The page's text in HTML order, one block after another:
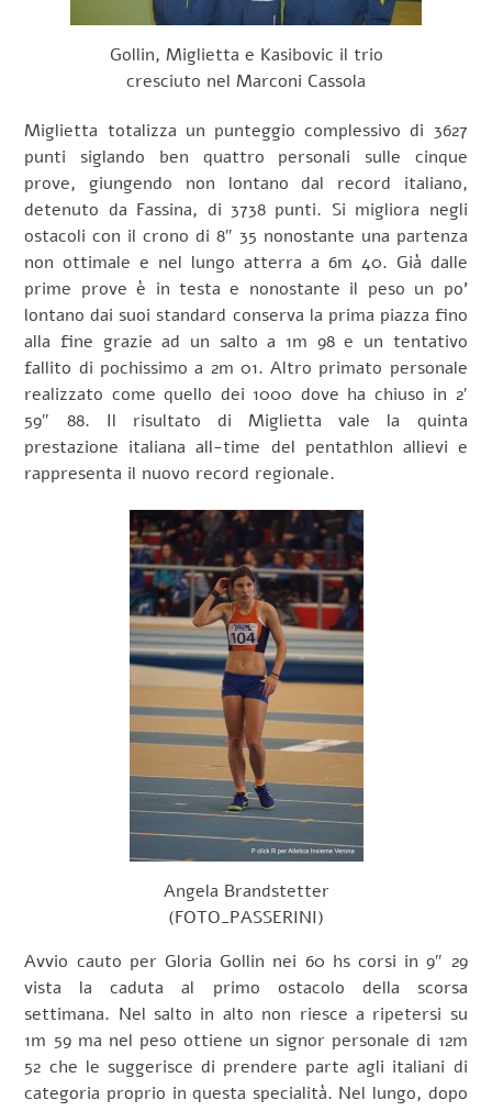
Gollin, Miglietta e Kasibovic il trio
cresciuto nel Marconi Cassola
Miglietta totalizza un punteggio complessivo di 3627
punti siglando ben quattro personali sulle cinque
prove, giungendo non lontano dal record italiano,
detenuto da Fassina, di 3738 punti. Si migliora negli
ostacoli con il crono di 8″ 35 nonostante una partenza
non ottimale e nel lungo atterra a 6m 40. Già dalle
prime prove è in testa e nonostante il peso un po’
lontano dai suoi standard conserva la prima piazza fino
alla fine grazie ad un salto a 1m 98 e un tentativo
fallito di pochissimo a 2m 01. Altro primato personale
realizzato come quello dei 1000 dove ha chiuso in 2′
59″ 88. Il risultato di Miglietta vale la quinta
prestazione italiana all-time del pentathlon allievi e
rappresenta il nuovo record regionale.
Angela Brandstetter
(FOTO_PASSERINI)
Avvio cauto per Gloria Gollin nei 60 hs corsi in 9″ 29
vista la caduta al primo ostacolo della scorsa
settimana. Nel salto in alto non riesce a ripetersi su
1m 59 ma nel peso ottiene un signor personale di 12m
52 che le suggerisce di prendere parte agli italiani di
categoria proprio in questa specialità. Nel lungo, dopo